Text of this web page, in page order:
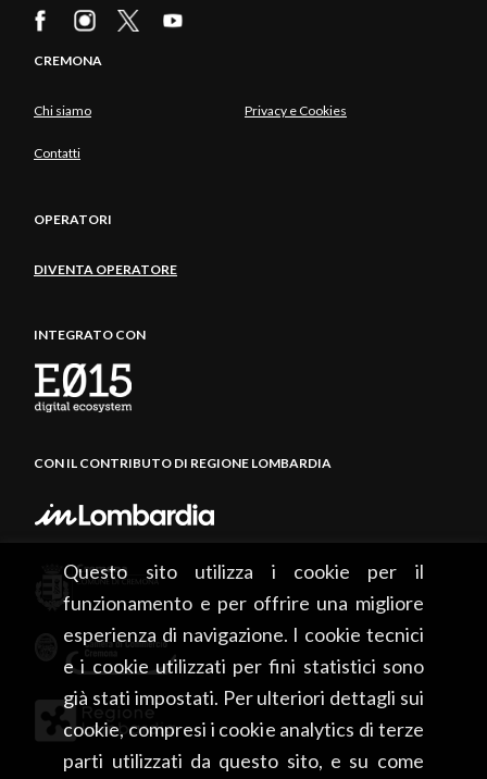
Questo sito utilizza i cookie per il
funzionamento e per offrire una migliore
esperienza di navigazione. I cookie tecnici
e i cookie utilizzati per fini statistici sono
già stati impostati. Per ulteriori dettagli sui
cookie, compresi i cookie analytics di terze
parti utilizzati da questo sito, e su come
CREMONA
Chi siamo Privacy e Cookies
Contatti
OPERATORI
DIVENTA OPERATORE
INTEGRATO CON
CON IL CONTRIBUTO DI REGIONE LOMBARDIA